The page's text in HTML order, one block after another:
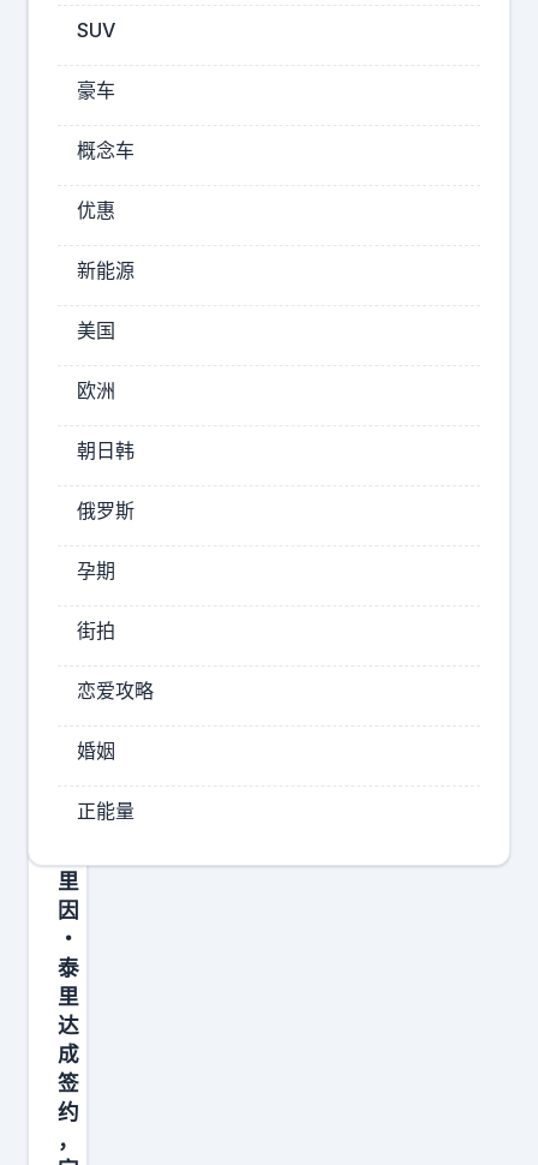
卫
据
北
京
体
体
透
露
，
陈
出
退
步
，
同
受
京
男
篮
开
出
的
2
年
顶
据
山
东
体
育
媒
体
透
露
山
男
和
力
腊
联
赛
里
因
・
泰
里
达
成
签
约
，
SUV
豪车
概念车
优惠
新能源
美国
欧洲
朝日韩
俄罗斯
孕期
街拍
恋爱攻略
婚姻
正能量